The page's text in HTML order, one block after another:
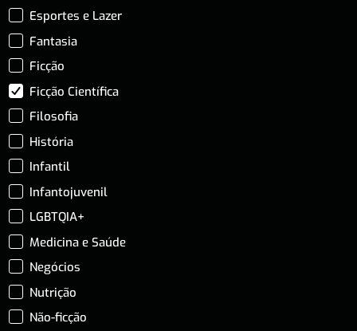
Esportes e Lazer
Fantasia
Ficção
Ficção Científica
Filosofia
História
Infantil
Infantojuvenil
LGBTQIA+
Medicina e Saúde
Negócios
Nutrição
Não-ficção